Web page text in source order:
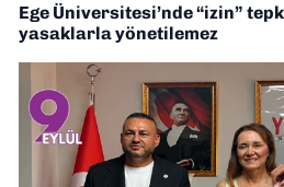
Ege Üniversitesi’nde “izin”
yasaklarla yönetilemez